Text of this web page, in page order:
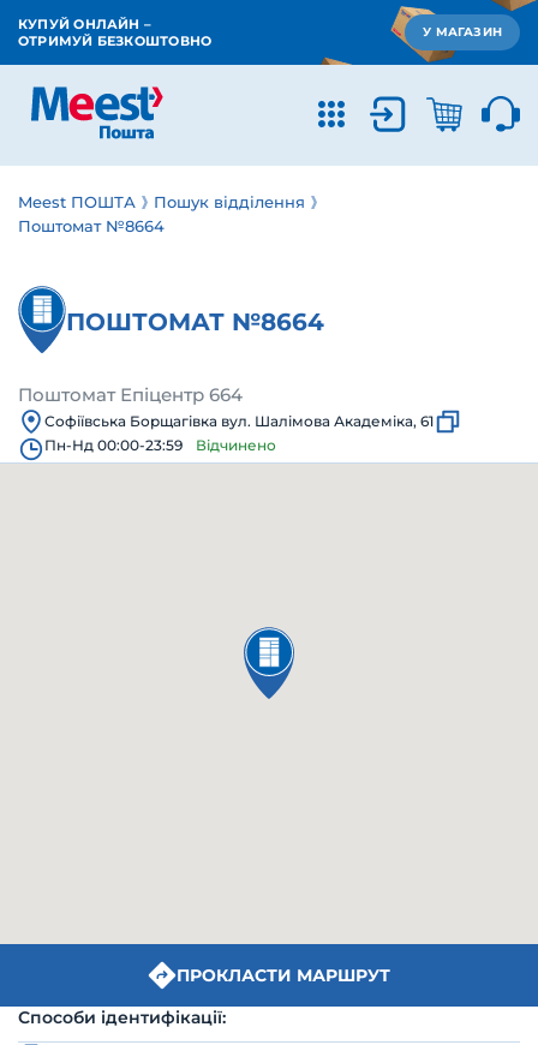
КУПУЙ ОНЛАЙН –
ОТРИМУЙ БЕЗКОШТОВНО
У МАГАЗИН
Meest ПОШТА
Пошук відділення
Поштомат №8664
ПОШТОМАТ №8664
Поштомат Епіцентр 664
Софіївська Борщагівка вул. Шалімова Академіка, 61
Пн-Нд 00:00-23:59
Відчинено
ПРОКЛАСТИ МАРШРУТ
Способи ідентифікації: